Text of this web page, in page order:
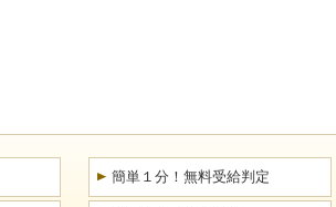
簡単１分！無料受給判定